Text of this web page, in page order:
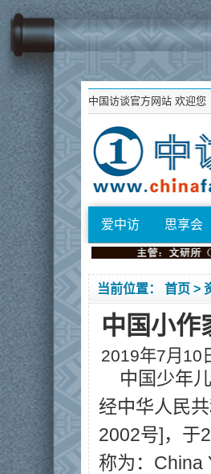
中国访谈官方网站 欢迎您
爱中访 思享会
当前位置： 首页 >
中国小作
2019年7月10
中国少年
经中华人民
2002号]，于
称为：China